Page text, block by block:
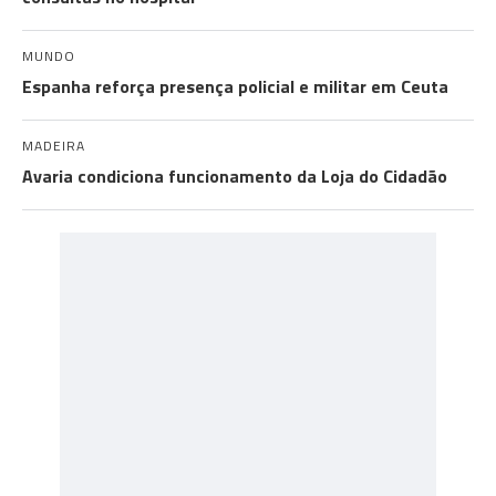
MUNDO
Espanha reforça presença policial e militar em Ceuta
MADEIRA
Avaria condiciona funcionamento da Loja do Cidadão